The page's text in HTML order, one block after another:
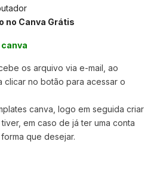
no Canva Grátis
os arquivo via e-mail, ao
clicar no botão para acessar o
canva, logo em seguida criar
em caso de já ter uma conta
que desejar.